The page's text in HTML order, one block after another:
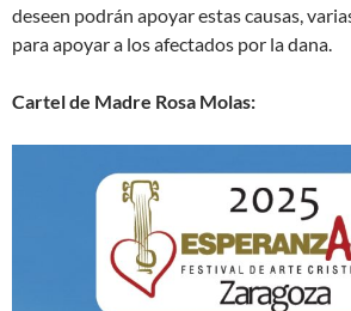
deseen podrán apoyar estas causas,
para apoyar a los afectados por la dana.
Cartel de Madre Rosa Molas: